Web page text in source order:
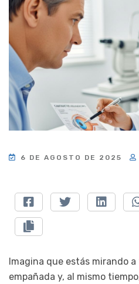
6 DE AGOSTO DE 2025
Imagina que estás mirando
empañada y, al mismo